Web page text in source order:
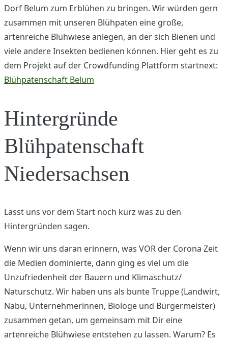
Dorf Belum zum Erblühen zu bringen. Wir würden gern
zusammen mit unseren Blühpaten eine große,
artenreiche Blühwiese anlegen, an der sich Bienen und
viele andere Insekten bedienen können. Hier geht es zu
dem Projekt auf der Crowdfunding Plattform startnext:
Blühpatenschaft Belum
Hintergründe
Blühpatenschaft
Niedersachsen
Lasst uns vor dem Start noch kurz was zu den
Hintergründen sagen.
Wenn wir uns daran erinnern, was VOR der Corona Zeit
die Medien dominierte, dann ging es viel um die
Unzufriedenheit der Bauern und Klimaschutz/
Naturschutz. Wir haben uns als bunte Truppe (Landwirt,
Nabu, Unternehmerinnen, Biologe und Bürgermeister)
zusammen getan, um gemeinsam mit Dir eine
artenreiche Blühwiese entstehen zu lassen. Warum? Es